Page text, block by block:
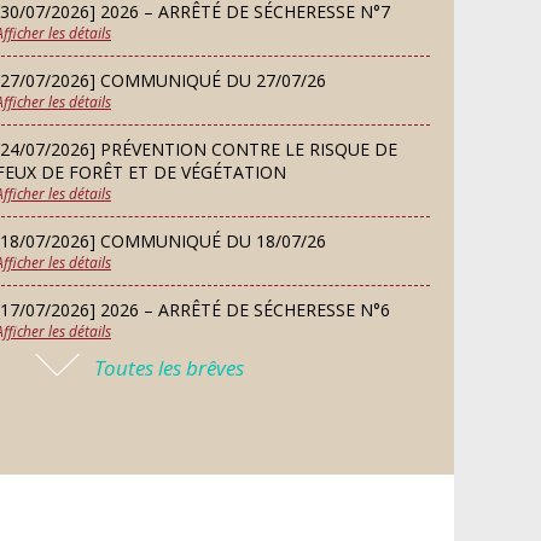
SEP
d’essai gratuit
MARDI
08
SEP
Chorale À travers chants
SAMEDI
12
SEP
Défi de pêche aux leurres
(concept lure house)
13 Repas de fouées
14
Conseil municipal du 14
07/2026] 2026 – ARRÊTÉ DE SÉCHERESSE N°7
les détails
07/2026] COMMUNIQUÉ DU 27/07/26
les détails
07/2026] PRÉVENTION CONTRE LE RISQUE DE
DE FORÊT ET DE VÉGÉTATION
les détails
07/2026] COMMUNIQUÉ DU 18/07/26
les détails
07/2026] 2026 – ARRÊTÉ DE SÉCHERESSE N°6
les détails
[16/07/2026] COMMUNIQUÉ DU 16/07/26
Toutes les brêves